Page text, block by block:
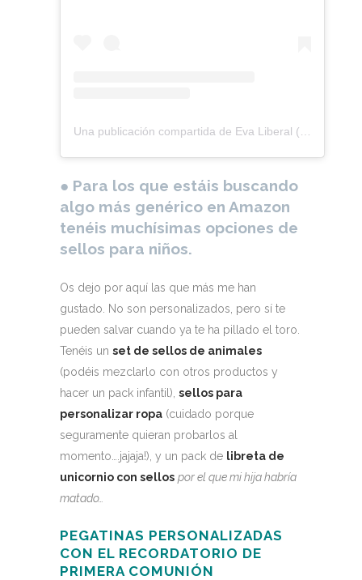
● Para los que estáis buscando
algo más genérico en Amazon
tenéis muchísimas opciones de
sellos para niños.
Os dejo por aquí las que más me han
gustado. No son personalizados, pero sí te
pueden salvar cuando ya te ha pillado el toro.
Tenéis un set de sellos de animales
(podéis mezclarlo con otros productos y
hacer un pack infantil), sellos para
personalizar ropa (cuidado porque
seguramente quieran probarlos al
momento….jajaja!), y un pack de libreta de
unicornio con sellos por el que mi hija habría
matado…
PEGATINAS PERSONALIZADAS
CON EL RECORDATORIO DE
PRIMERA COMUNIÓN